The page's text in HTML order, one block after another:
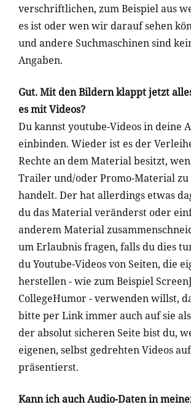
verschriftlichen, zum Beispiel aus
es ist oder wen wir darauf sehen
und andere Suchmaschinen sind
Angaben.
Gut. Mit den Bildern klappt jetzt
es mit Videos?
Du kannst youtube-Videos in deine
einbinden. Wieder ist es der
Rechte an dem Material besitzt,
Trailer und/oder Promo-Material zu
handelt. Der hat allerdings etwas
du das Material veränderst oder
anderem Material
um Erlaubnis fragen, falls du dies
du Youtube-Videos von Seiten, die
herstellen - wie zum Beispiel
CollegeHumor - verwenden willst,
bitte per Link immer auch auf sie
der absolut sicheren Seite bist du,
eigenen, selbst gedrehten Videos
präsentierst.
Kann ich auch Audio-Daten in